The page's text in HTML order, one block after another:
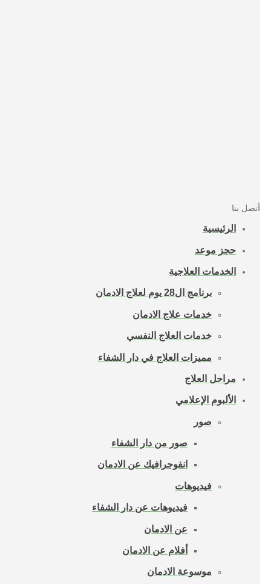
أتصل بنا
الرئيسية
حجز موعد
الخدمات العلاجية
برنامج ال28 يوم لعلاج الادمان
خدمات علاج الادمان
خدمات العلاج النفسي
مميزات العلاج في دار الشفاء
مراحل العلاج
الألبوم الإعلامي
صور
صور من دار الشفاء
انفوجرافيك عن الادمان
فيديوهات
فيديوهات عن دار الشفاء
عن الادمان
أفلام عن الادمان
موسوعة الادمان